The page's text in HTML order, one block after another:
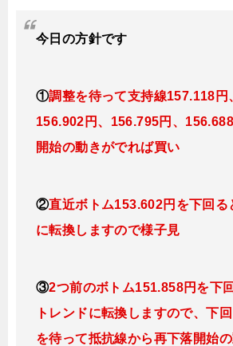
今日 の方針です
①調整を待って支持線157.118円
156.902円、156.795円、
開始の動きがでれば買い
②直近ボトム153.602円を下回る
に転換しますので様子見
③2つ前のボトム151.858円を下
トレンドに転換 しますので、下
を待って抵抗線から再下落開始